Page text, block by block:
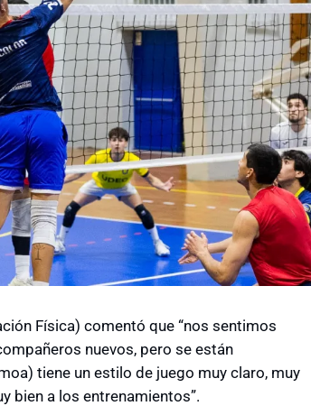
Física) comentó que “nos sentimos
nuevos, pero se están
tiene un estilo de juego muy claro, muy
bien a los entrenamientos”.